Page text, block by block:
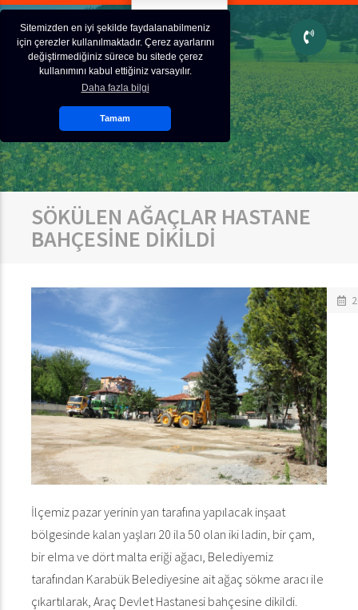
Sitemizden en iyi şekilde faydalanabilmeniz
için çerezler kullanılmaktadır. Çerez ayarlarını
değiştirmediğiniz sürece bu sitede çerez
kullanımını kabul ettiğiniz varsayılır.
Daha fazla bilgi
Tamam
SÖKÜLEN AĞAÇLAR HASTANE
BAHÇESİNE DİKİLDİ
İlçemiz pazar yerinin yan tarafına yapılacak inşaat
bölgesinde kalan yaşları 20 ila 50 olan iki ladin, bir çam,
bir elma ve dört malta eriği ağacı, Belediyemiz
tarafından Karabük Belediyesine ait ağaç sökme aracı ile
çıkartılarak, Araç Devlet Hastanesi bahçesine dikildi.